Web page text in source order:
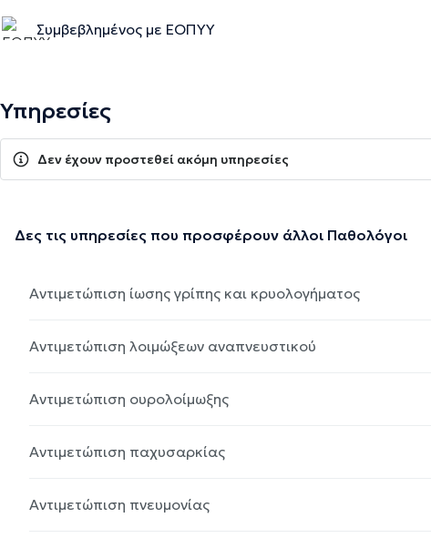
Συμβεβλημένος με ΕΟΠΥΥ
Υπηρεσίες
Δεν έχουν προστεθεί ακόμη υπηρεσίες
Δες τις υπηρεσίες που προσφέρουν άλλοι Παθολόγοι
Αντιμετώπιση ίωσης γρίπης και κρυολογήματος
Αντιμετώπιση λοιμώξεων αναπνευστικού
Αντιμετώπιση ουρολοίμωξης
Αντιμετώπιση παχυσαρκίας
Αντιμετώπιση πνευμονίας